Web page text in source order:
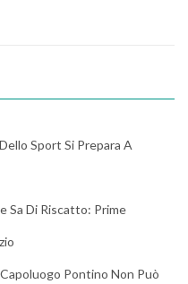
Sport Si Prepara A
Sa Di Riscatto: Prime
Pontino Non Può